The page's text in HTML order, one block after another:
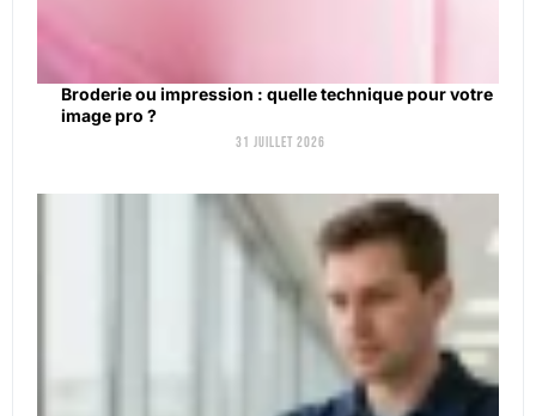
Broderie ou impression : quelle technique pour votre
image pro ?
31 juillet 2026